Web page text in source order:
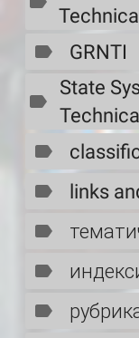
GRNTI
State
links